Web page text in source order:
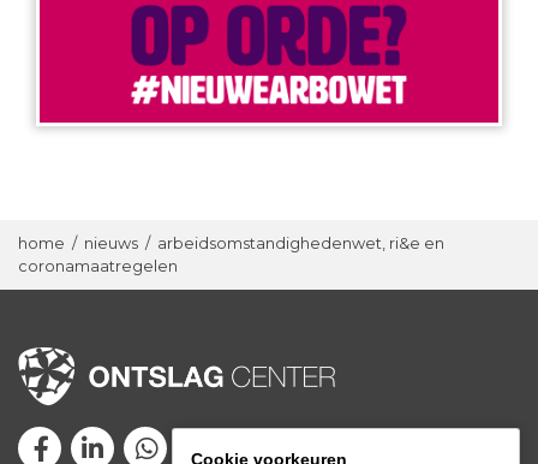
Cookie voorkeuren
home / nieuws / arbeidsomstandighedenwet, ri&e en
coronamaatregelen